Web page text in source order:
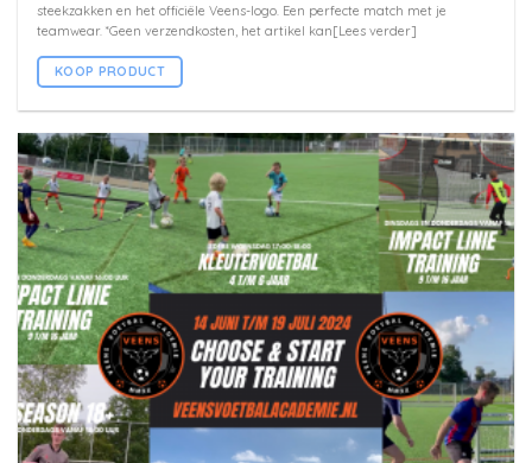
steekzakken en het officiële Veens-logo. Een perfecte match met je
teamwear. *Geen verzendkosten, het artikel kan[Lees verder]
KOOP PRODUCT